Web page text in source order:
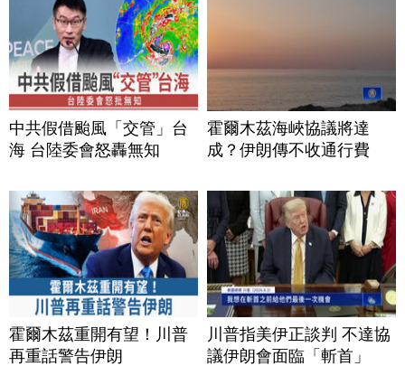
中共假借颱風「交管」台
海 台陸委會怒轟無知
霍爾木茲海峽協議將達
成？伊朗傳不收通行費
霍爾木茲重開有望！川普
再重話警告伊朗
川普指美伊正談判 不達協
議伊朗會面臨「斬首」